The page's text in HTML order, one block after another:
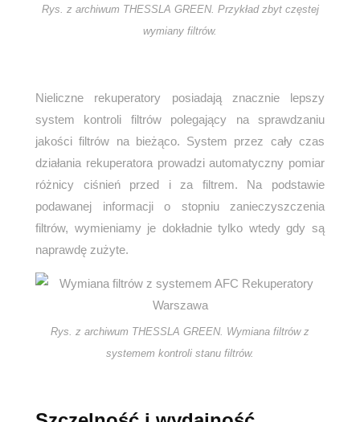
Rys. z archiwum THESSLA GREEN. Przykład zbyt częstej
wymiany filtrów.
Nieliczne rekuperatory posiadają znacznie lepszy
system kontroli filtrów polegający na sprawdzaniu
jakości filtrów na bieżąco. System przez cały czas
działania rekuperatora prowadzi automatyczny pomiar
różnicy ciśnień przed i za filtrem. Na podstawie
podawanej informacji o stopniu zanieczyszczenia
filtrów, wymieniamy je dokładnie tylko wtedy gdy są
naprawdę zużyte.
Rys. z archiwum THESSLA GREEN. Wymiana filtrów z
systemem kontroli stanu filtrów.